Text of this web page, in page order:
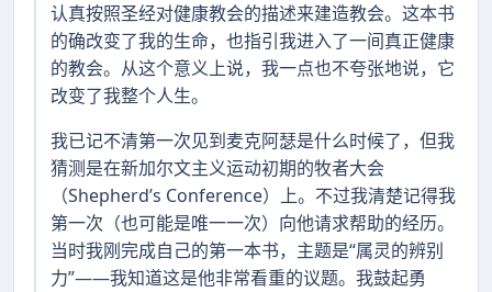
认真按照圣经对健康教会的描述来建造教会。这本书
的确改变了我的生命，也指引我进入了一间真正健康
的教会。从这个意义上说，我一点也不夸张地说，它
改变了我整个人生。
我已记不清第一次见到麦克阿瑟是什么时候了，但我
猜测是在新加尔文主义运动初期的牧者大会
（Shepherd’s Conference）上。不过我清楚记得我
第一次（也可能是唯一一次）向他请求帮助的经历。
当时我刚完成自己的第一本书，主题是“属灵的辨别
力”——我知道这是他非常看重的议题。我鼓起勇